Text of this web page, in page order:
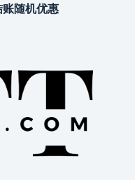
随机优惠